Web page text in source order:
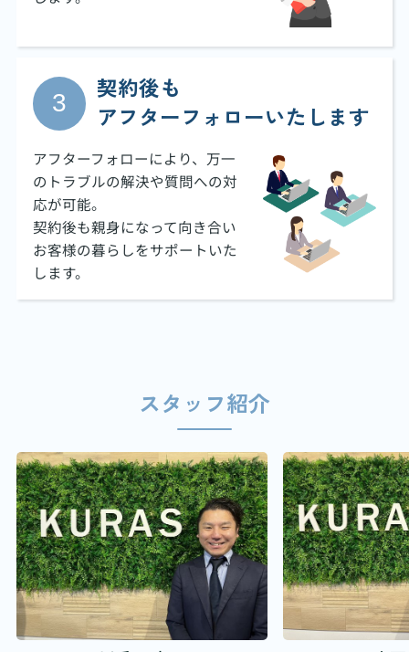
契約後も
アフターフォローいたします
アフターフォローにより、万一
のトラブルの解決や質問への対
応が可能。
契約後も親身になって向き合い
お客様の暮らしをサポートいた
します。
スタッフ紹介